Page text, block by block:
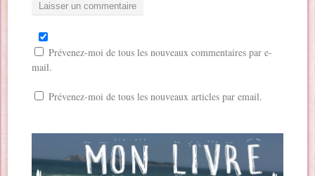
Prévenez-moi de tous les nouveaux commentaires par e-
mail.
Prévenez-moi de tous les nouveaux articles par email.